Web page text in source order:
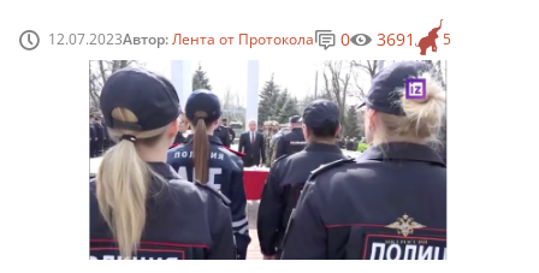
12.07.2023Автор:Лента от Протокола 5
0 3691